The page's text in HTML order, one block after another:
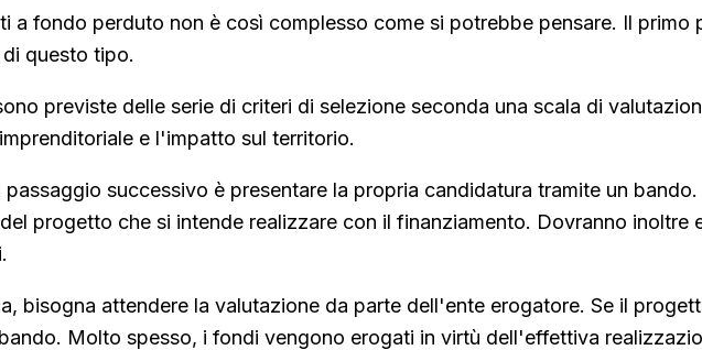
a fondo perduto non è così complesso come si potrebbe pensare. Il primo
questo tipo.
previste delle serie di criteri di selezione seconda una scala di
e l'impatto sul territorio.
passaggio successivo è presentare la propria candidatura tramite un
progetto che si intende realizzare con il finanziamento. Dovranno
bisogna attendere la valutazione da parte dell'ente erogatore. Se il
Molto spesso, i fondi vengono erogati in virtù dell'effettiva